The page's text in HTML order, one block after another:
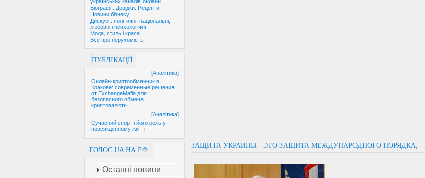
Біографії. Довідки. Рецепти
Новини бізнесу
Дискусії: політичні, національні,
любовні і психологічні
Мода, стиль і краса
Все про нерухомість
ПУБЛІКАЦІЇ
[Аналітика]
Онлайн-криптообменник в
Кракове: современные решения
от ExchangeMafia для
безопасного обмена
криптовалюты
[Аналітика]
Сучасний спорт і його роль у
повсякденному житті
ГОЛОС UA НА РФ
Останні новини
ЗАЩИТА УКРАИНЫ - ЭТО ЗАЩИТА МЕЖДУНАРОДНОГО ПОРЯДКА, -